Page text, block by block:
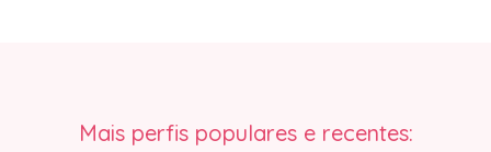
Mais perfis populares e recentes: